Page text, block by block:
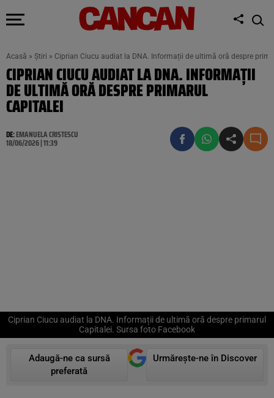
Acasă » Știri » Ciprian Ciucu audiat la DNA. Informații de ultimă oră despre
CIPRIAN CIUCU AUDIAT LA DNA. INFORMAȚII
DE ULTIMĂ ORĂ DESPRE PRIMARUL
CAPITALEI
DE:EMANUELA CRISTESCU
18/06/2026 | 11:39
Ciprian Ciucu audiat la DNA. Informații de ultimă oră despre primarul
Capitalei. Sursa foto Facebook
Adaugă-ne ca sursă
preferată
Urmărește-ne în Discover